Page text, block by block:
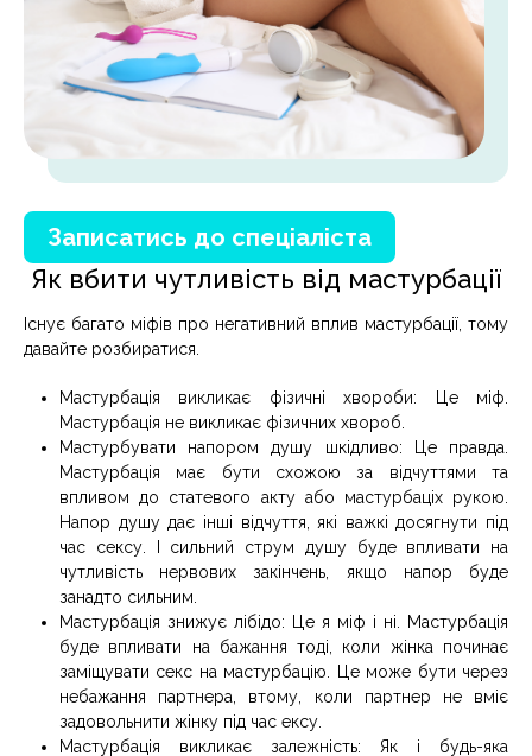
Як вбити чутливість від мастурбації
Існує багато міфів про негативний вплив мастурбації, тому
давайте розбиратися.
Мастурбація викликає фізичні хвороби: Це міф.
Мастурбація не викликає фізичних хвороб.
Мастурбувати напором душу шкідливо: Це правда.
Мастурбація має бути схожою за відчуттями та
впливом до статевого акту або мастурбаціх рукою.
Напор душу дає інші відчуття, які важкі досягнути під
час сексу. І сильний струм душу буде впливати на
чутливість нервових закінчень, якщо напор буде
занадто сильним.
Мастурбація знижує лібідо: Це я міф і ні. Мастурбація
буде впливати на бажання тоді, коли жінка починає
заміщувати секс на мастурбацію. Це може бути через
небажання партнера, втому, коли партнер не вміє
задовольнити жінку під час ексу.
Мастурбація викликає залежність: Як і будь-яка
Записатись до спеціаліста